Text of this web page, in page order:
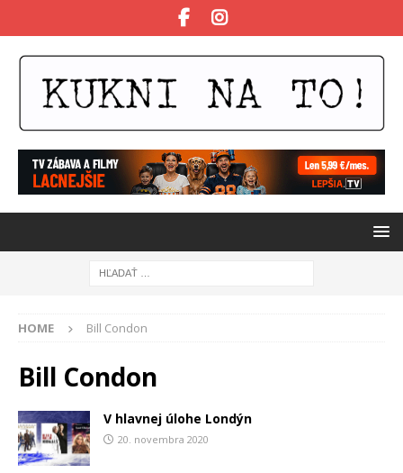
HOME Bill Condon
Bill Condon
V hlavnej úlohe Londýn
20. novembra 2020